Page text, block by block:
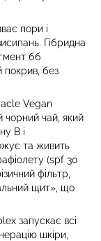
пори і
Гібридна
бб
покрив, без
Vegan
чай, який
В і
та живить
(spf 30
фільтр,
щит», що
запускає всі
шкіри,